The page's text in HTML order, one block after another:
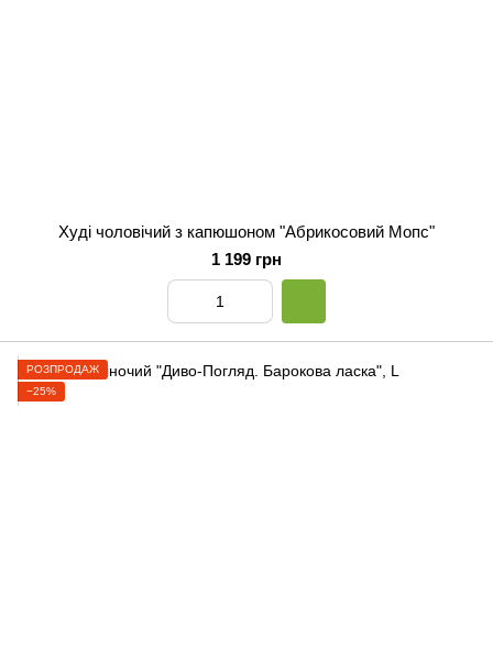
Худі чоловічий з капюшоном "Абрикосовий Мопс"
1 199 грн
РОЗПРОДАЖ
−25%